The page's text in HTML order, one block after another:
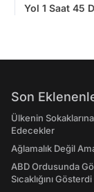
Yol 1 Saat 45
Son
Ülkenin
Edecekler
Ağlamalık Değil
ABD Ordusunda
Sıcaklığını Gösterdi